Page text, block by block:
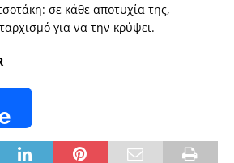
σε κάθε αποτυχία της,
για να την κρύψει.